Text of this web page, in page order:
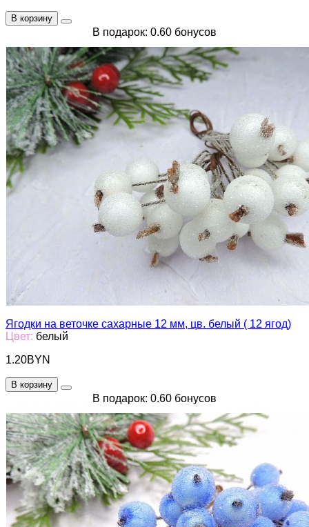
В корзину
В подарок: 0.60 бонусов
Ягодки на веточке сахарные 12 мм, цв. белый ( 12 ягод)
Цвет: белый
1.20BYN
В корзину
В подарок: 0.60 бонусов